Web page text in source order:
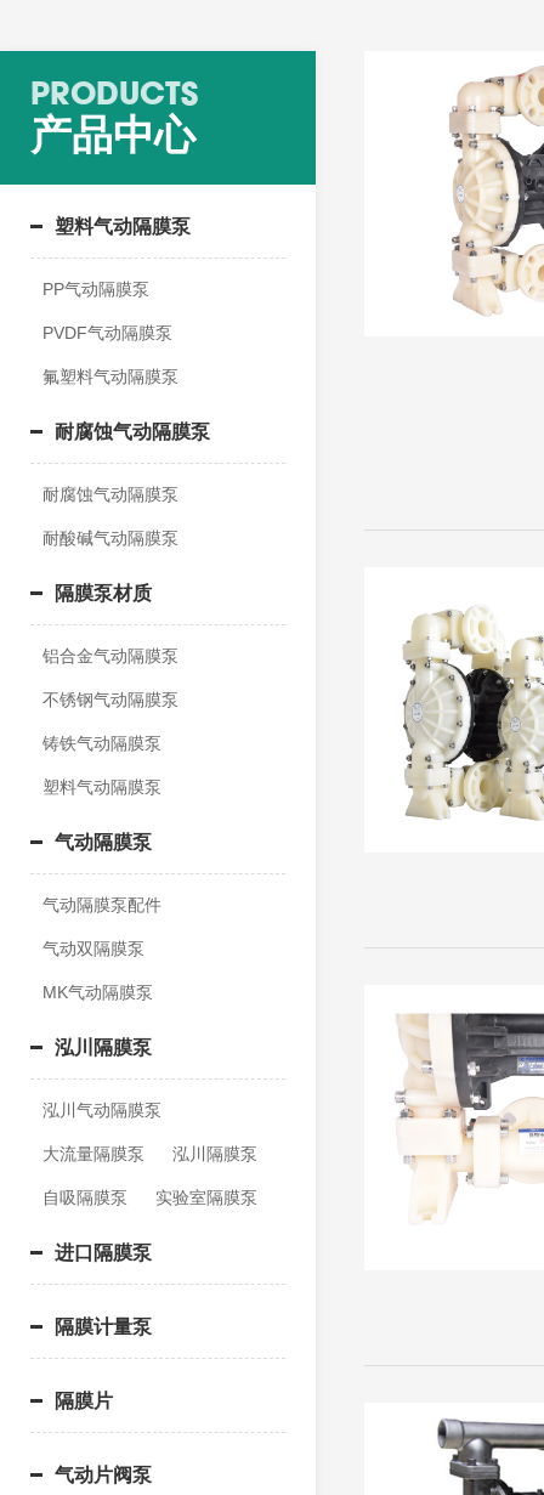
PRODUCTS
产品中心
塑料气动隔膜泵
PP气动隔膜泵
PVDF气动隔膜泵
氟塑料气动隔膜泵
耐腐蚀气动隔膜泵
耐腐蚀气动隔膜泵
耐酸碱气动隔膜泵
隔膜泵材质
铝合金气动隔膜泵
不锈钢气动隔膜泵
铸铁气动隔膜泵
塑料气动隔膜泵
气动隔膜泵
气动隔膜泵配件
气动双隔膜泵
MK气动隔膜泵
泓川隔膜泵
泓川气动隔膜泵
大流量隔膜泵 泓川隔膜泵
自吸隔膜泵 实验室隔膜泵
进口隔膜泵
隔膜计量泵
隔膜片
气动片阀泵